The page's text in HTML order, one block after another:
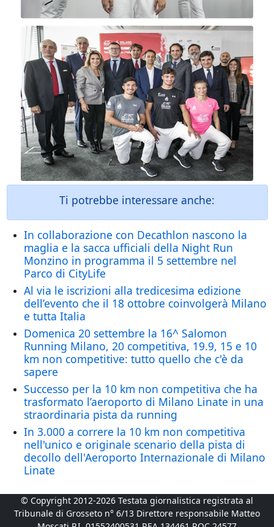
Ti potrebbe interessare anche:
In collaborazione con Decathlon nascono la
maglia e la sacca ufficiali della Night Run
Monzino in programma il 5 settembre nel
Parco di CityLife
Al via le iscrizioni alla tredicesima edizione
dell’evento che il 18 ottobre coinvolgerà Milano
e tutta Italia
Domenica 20 settembre la 16^ Salomon
Running Milano, 20 competitiva, 19.9, 15 e 10
km non competitive: tutto quello che c'è da
sapere
Successo per la 10 km non competitiva che ha
trasformato l’aeroporto di Milano Linate in una
straordinaria pista da running
In 3.000 a correre la 10 km non competitiva
nell'unico e originale scenario della pista di
decollo dell'Aeroporto Internazionale di Milano
Linate
© Copyright 2012-2026 Testata giornalistica registrata al
Tribunale di Grosseto n° 6/13 Direttore responsabile Matteo